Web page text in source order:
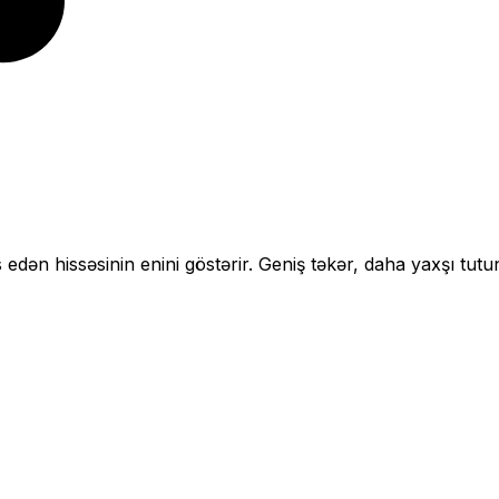
hissəsinin enini göstərir. Geniş təkər, daha yaxşı